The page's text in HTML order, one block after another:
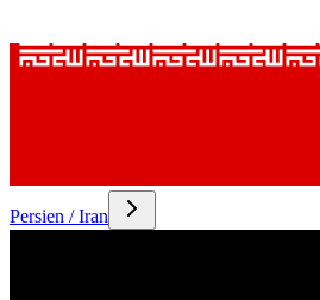
Persien / Iran